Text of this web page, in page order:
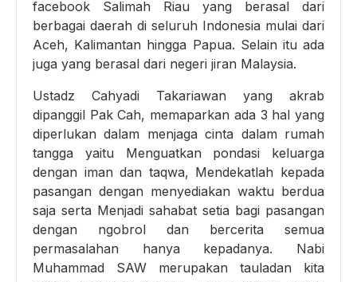
facebook Salimah Riau yang berasal dari
berbagai daerah di seluruh Indonesia mulai dari
Aceh, Kalimantan hingga Papua. Selain itu ada
juga yang berasal dari negeri jiran Malaysia.
Ustadz Cahyadi Takariawan yang akrab
dipanggil Pak Cah, memaparkan ada 3 hal yang
diperlukan dalam menjaga cinta dalam rumah
tangga yaitu Menguatkan pondasi keluarga
dengan iman dan taqwa, Mendekatlah kepada
pasangan dengan menyediakan waktu berdua
saja serta Menjadi sahabat setia bagi pasangan
dengan ngobrol dan bercerita semua
permasalahan hanya kepadanya. Nabi
Muhammad SAW merupakan tauladan kita